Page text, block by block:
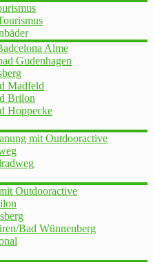
Alme
Gudenhagen
Madfeld
Brilon
Hoppecke
mit Outdooractive
Outdooractive
Bad Wünnenberg